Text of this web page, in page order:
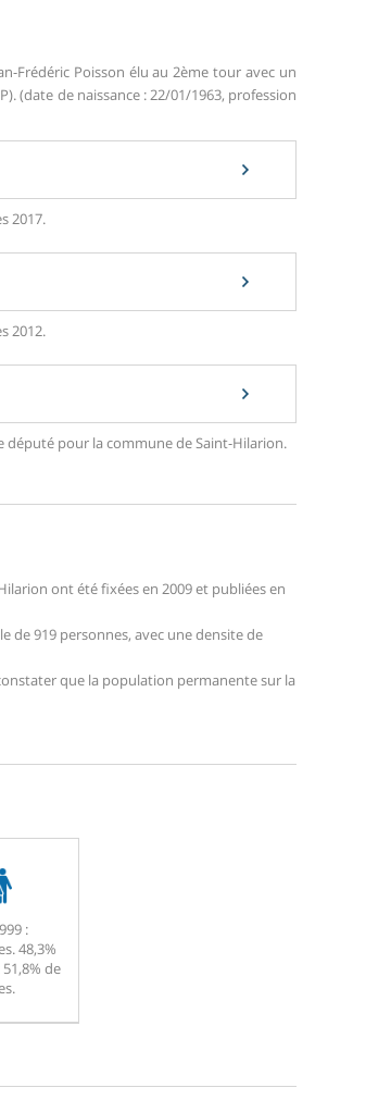
Frédéric Poisson élu au 2ème tour avec un
(date de naissance : 22/01/1963, profession
2017.
2012.
député pour la commune de Saint-Hilarion.
ont été fixées en 2009 et publiées en
919 personnes, avec une densite de
que la population permanente sur la
:
48,3%
de